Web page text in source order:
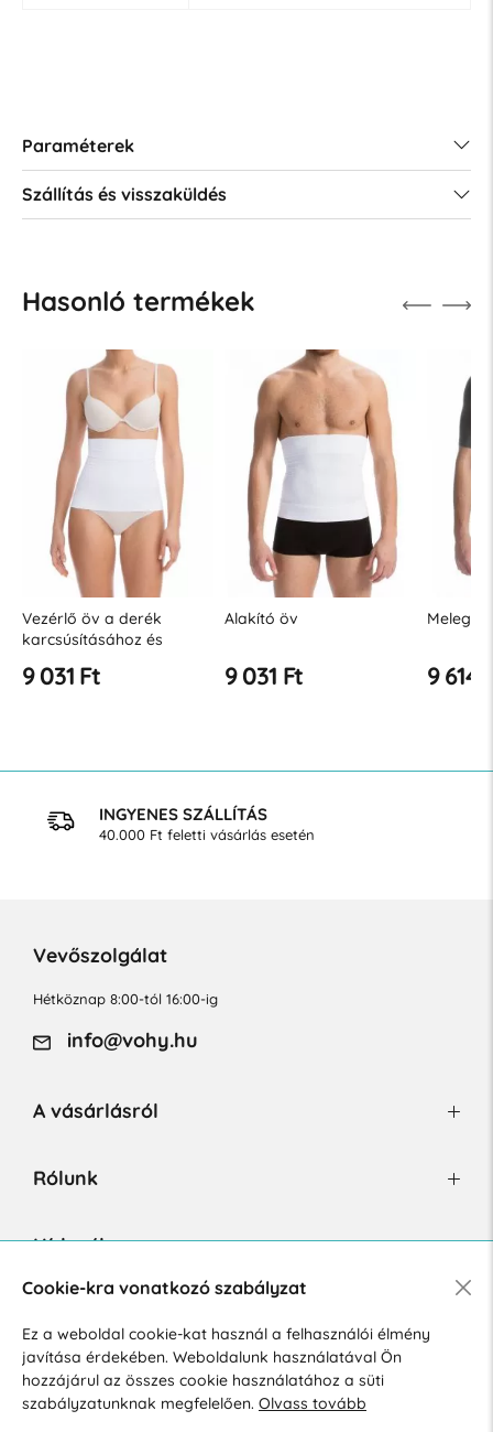
Paraméterek
Szállítás és visszaküldés
Hasonló termékek
Vezérlő öv a derék
karcsúsításához és
9 031 Ft
Alakító öv
9 031 Ft 9 614
INGYENES SZÁLLÍTÁS
40.000 Ft feletti vásárlás esetén
Vevőszolgálat
Hétköznap 8:00-tól 16:00-ig
info@vohy.hu
A vásárlásról
Rólunk
Hírlevél
Hozzájárulok a személyes adatok marketing célú kezeléséhez.
Személyes adatok védelmére vonatkozó szabályzat.
Cookie-kra vonatkozó szabályzat
Ez a weboldal cookie-kat használ a felhasználói élmény
javítása érdekében. Weboldalunk használatával Ön
hozzájárul az összes cookie használatához a süti
szabályzatunknak megfelelően. Olvass tovább